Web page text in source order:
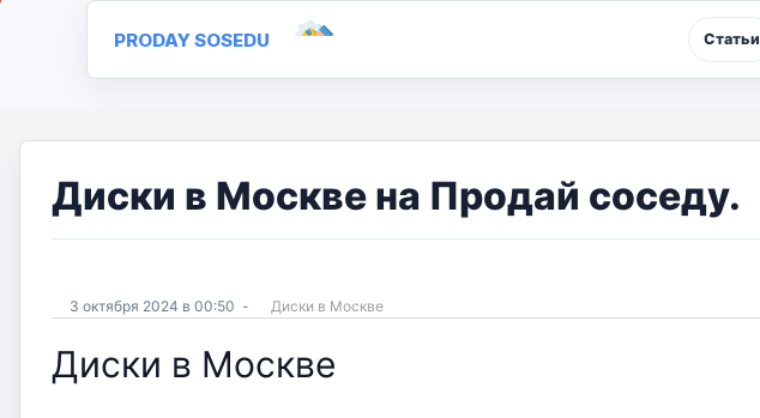
PRODAY SOSEDU Статьи
Диски в Москве на Продай соседу.
3 октября 2024 в 00:50 - Диски в Москве
Диски в Москве